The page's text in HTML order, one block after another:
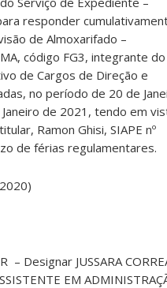
responder
de Almoxarifado –
código FG3, integrante do
de Cargos de Direção e
no período de 20 de
de 2021, tendo em
Ramon Ghisi, SIAPE nº
de férias regulamentares.
– Designar JUSSARA
EM